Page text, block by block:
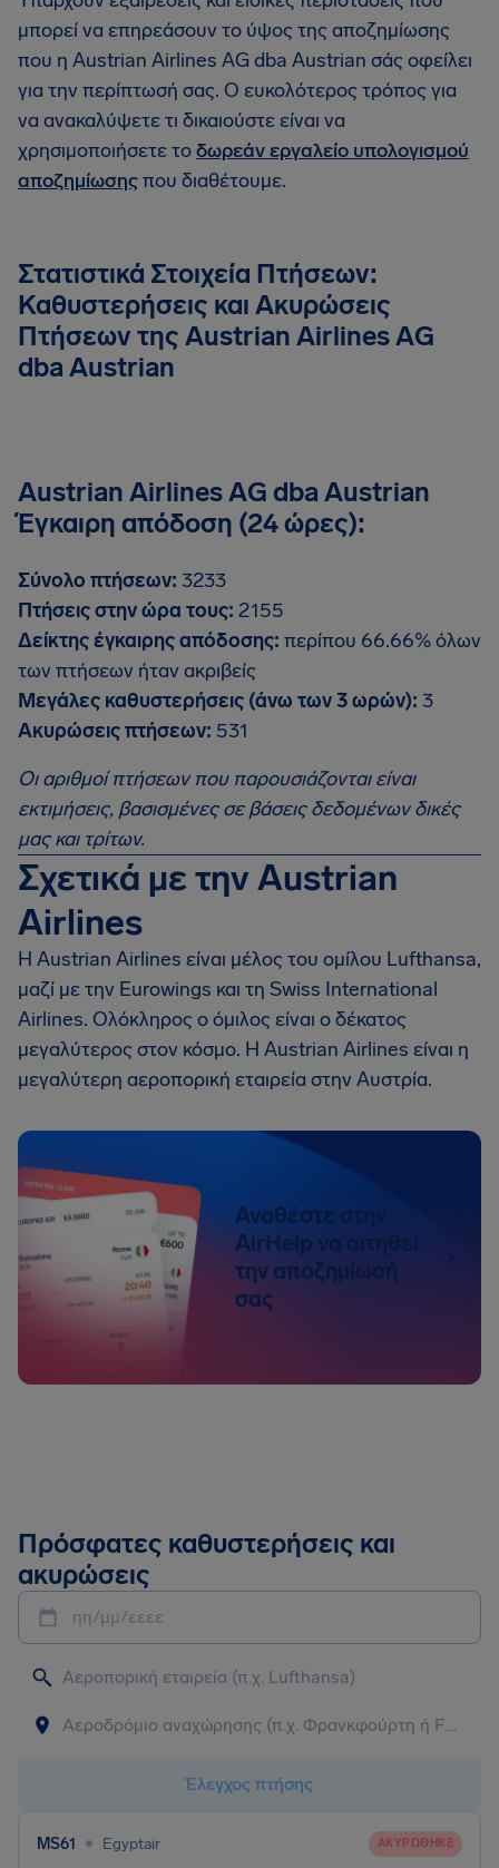
μπορεί να επηρεάσουν το ύψος της αποζημίωσης
που η Austrian Airlines AG dba Austrian σάς οφείλει
για την περίπτωσή σας. Ο ευκολότερος τρόπος για
να ανακαλύψετε τι δικαιούστε είναι να
χρησιμοποιήσετε τοδωρεάν εργαλείο υπολογισμού
αποζημίωσηςπου διαθέτουμε.
Στατιστικά Στοιχεία Πτήσεων:
Καθυστερήσεις και Ακυρώσεις
Πτήσεων της Austrian Airlines AG
dba Austrian
Austrian Airlines AG dba Austrian
Έγκαιρη απόδοση (24 ώρες):
Σύνολο πτήσεων: 3233
Πτήσεις στην ώρα τους: 2155
Δείκτης έγκαιρης απόδοσης: περίπου 66.66% όλων
των πτήσεων ήταν ακριβείς
Μεγάλες καθυστερήσεις (άνω των 3 ωρών): 3
Ακυρώσεις πτήσεων: 531
Οι αριθμοί πτήσεων που παρουσιάζονται είναι
εκτιμήσεις, βασισμένες σε βάσεις δεδομένων δικές
μας και τρίτων.
Σχετικά με την Austrian
Airlines
Η Austrian Airlines είναι μέλος του ομίλου Lufthansa,
μαζί με την Eurowings και τη Swiss International
Airlines. Ολόκληρoς ο όμιλος είναι ο δέκατος
μεγαλύτερος στον κόσμο. Η Austrian Airlines είναι η
μεγαλύτερη αεροπορική εταιρεία στην Αυστρία.
Αναθέστε στην
AirHelp να αιτηθεί
την αποζημίωσή
σας
Πρόσφατες καθυστερήσεις και
ακυρώσεις
ηη/μμ/εεεε
Έλεγχος πτήσης
MS61 • Egyptair ΑΚΥΡΏΘΗΚΕ